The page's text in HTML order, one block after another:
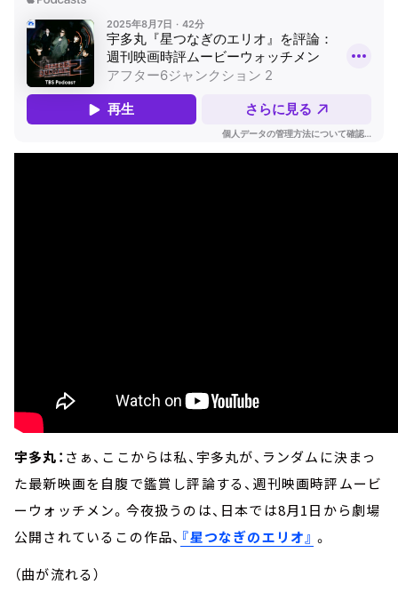
宇多丸： さぁ、ここからは私、宇多丸が、ランダムに決まっ
た最新映画を自腹で鑑賞し評論する、週刊映画時評ムービ
ーウォッチメン。今夜扱うのは、日本では8月1日から劇場
公開されているこの作品、 『星つなぎのエリオ』 。
（曲が流れる）